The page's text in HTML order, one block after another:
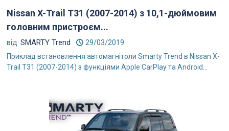
Nissan X-Trail T31 (2007-2014) з 10,1-дюймовим
головним пристроєм...
від SMARTY Trend 29/03/2019
Приклад встановлення автомагнітоли Smarty Trend в Nissan X-
Trail T31 (2007-2014) з функціями Apple CarPlay та Android...